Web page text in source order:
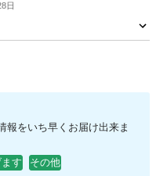
日
報をいち早くお届け出来ま
す その他